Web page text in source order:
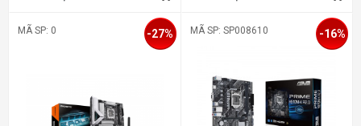
MÃ SP: 0 -27% MÃ SP: SP008610 -16%